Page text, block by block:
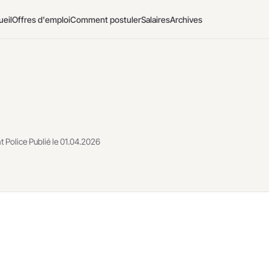
Offres d'emploiComment postulerSalairesArchives
Police·Publié le 01.04.2026